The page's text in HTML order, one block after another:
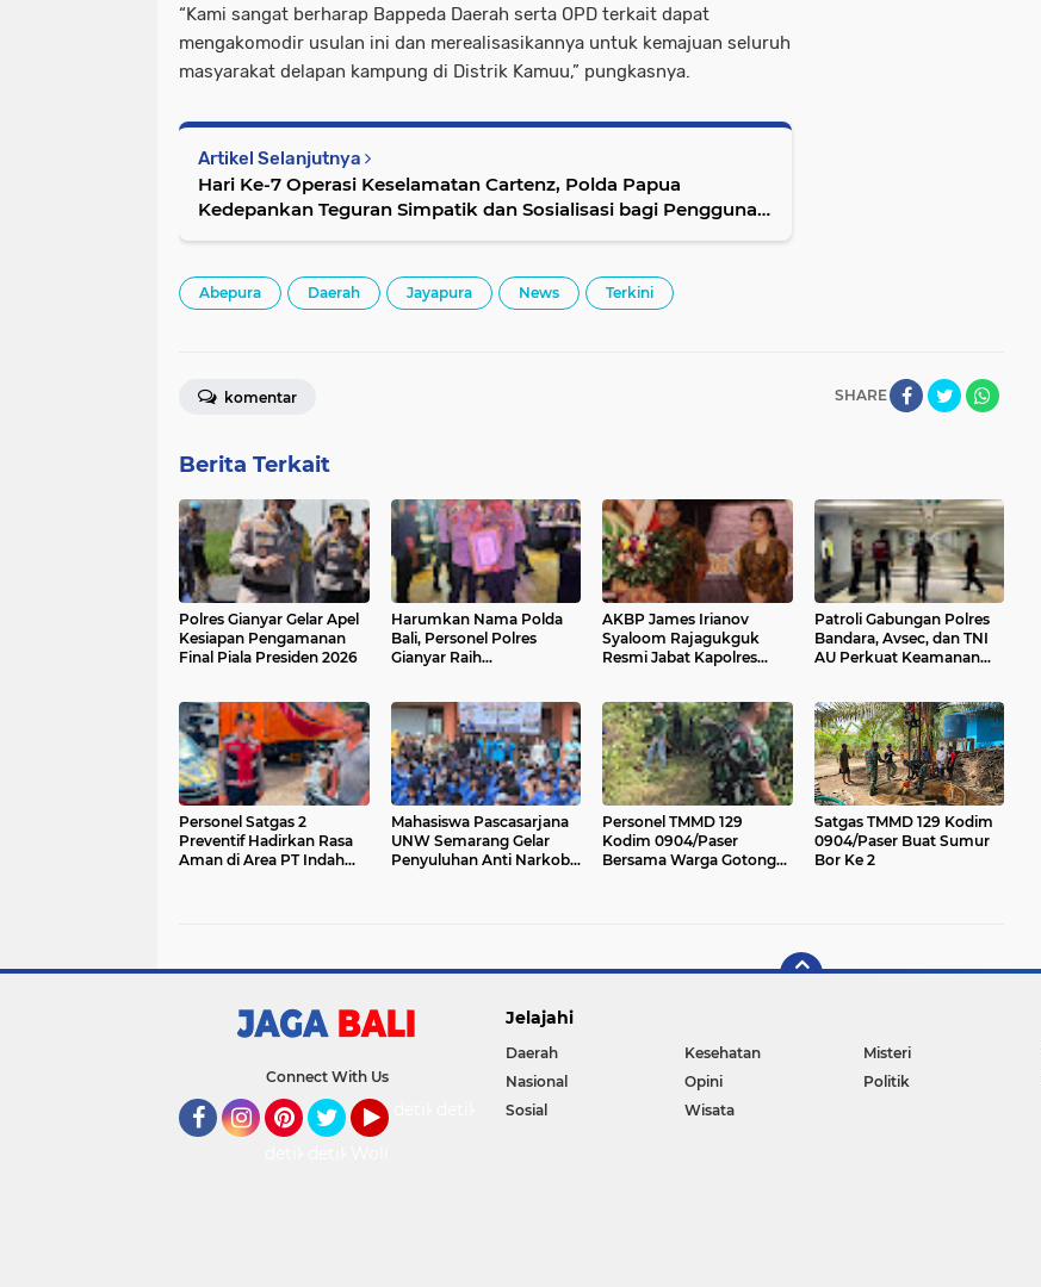
“Kami sangat berharap Bappeda Daerah serta OPD terkait dapat
mengakomodir usulan ini dan merealisasikannya untuk kemajuan seluruh
masyarakat delapan kampung di Distrik Kamuu,” pungkasnya.
Artikel Selanjutnya
Hari Ke-7 Operasi Keselamatan Cartenz, Polda Papua
Kedepankan Teguran Simpatik dan Sosialisasi bagi Pengguna
Abepura Daerah Jayapura News Terkini
SHARE
komentar
Berita Terkait
Polres Gianyar Gelar Apel
Kesiapan Pengamanan
Final Piala Presiden 2026
Harumkan Nama Polda
Bali, Personel Polres
Gianyar Raih
AKBP James Irianov
Syaloom Rajagukguk
Resmi Jabat Kapolres
Patroli Gabungan Polres
Bandara, Avsec, dan TNI
AU Perkuat Keamanan
Personel Satgas 2
Preventif Hadirkan Rasa
Aman di Area PT Indah
Mahasiswa Pascasarjana
UNW Semarang Gelar
Penyuluhan Anti Narkoba
Personel TMMD 129
Kodim 0904/Paser
Bersama Warga Gotong
Satgas TMMD 129 Kodim
0904/Paser Buat Sumur
Bor Ke 2
Connect With Us
detikTravel
Jelajahi
Daerah Kesehatan Misteri
Nasional
Opini Politik
Sosial
Wisata